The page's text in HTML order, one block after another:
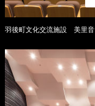
羽後町文化交流施設 美里音